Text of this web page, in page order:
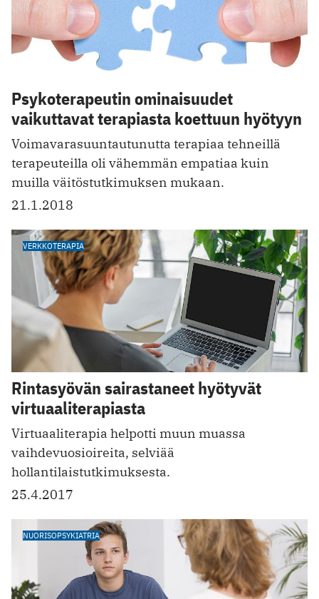
Psykoterapeutin ominaisuudet
vaikuttavat terapiasta koettuun hyötyyn
Voimavarasuuntautunutta terapiaa tehneillä
terapeuteilla oli vähemmän empatiaa kuin
muilla väitöstutkimuksen mukaan.
21.1.2018
VERKKOTERAPIA
Rintasyövän sairastaneet hyötyvät
virtuaaliterapiasta
Virtuaaliterapia helpotti muun muassa
vaihdevuosioireita, selviää
hollantilaistutkimuksesta.
25.4.2017
NUORISOPSYKIATRIA